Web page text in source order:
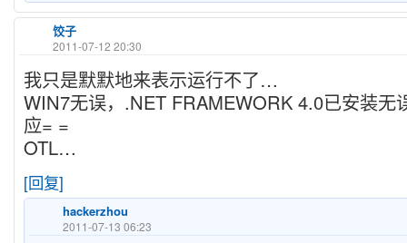
饺子
2011-07-12 20:30
我只是默默地来表示运行不了…
WIN7无误，.NET FRAMEWORK 4.0已安装无
应= =
OTL…
[回复]
hackerzhou
2011-07-13 06:23